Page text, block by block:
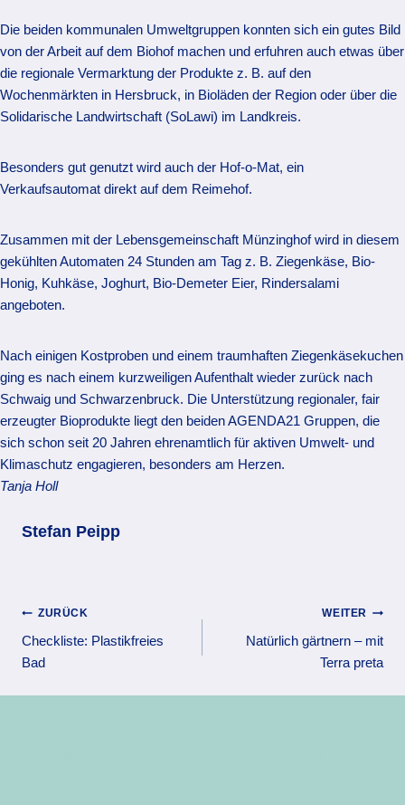
Die beiden kommunalen Umweltgruppen konnten sich ein gutes Bild
von der Arbeit auf dem Biohof machen und erfuhren auch etwas über
die regionale Vermarktung der Produkte z. B. auf den
Wochenmärkten in Hersbruck, in Bioläden der Region oder über die
Solidarische Landwirtschaft (SoLawi) im Landkreis.
Besonders gut genutzt wird auch der Hof-o-Mat, ein
Verkaufsautomat direkt auf dem Reimehof.
Zusammen mit der Lebensgemeinschaft Münzinghof wird in diesem
gekühlten Automaten 24 Stunden am Tag z. B. Ziegenkäse, Bio-
Honig, Kuhkäse, Joghurt, Bio-Demeter Eier, Rindersalami
angeboten.
Nach einigen Kostproben und einem traumhaften Ziegenkäsekuchen
ging es nach einem kurzweiligen Aufenthalt wieder zurück nach
Schwaig und Schwarzenbruck. Die Unterstützung regionaler, fair
erzeugter Bioprodukte liegt den beiden AGENDA21 Gruppen, die
sich schon seit 20 Jahren ehrenamtlich für aktiven Umwelt- und
Klimaschutz engagieren, besonders am Herzen.
Tanja Holl
Stefan Peipp
Beitragsnavigation
ZURÜCK
Checkliste: Plastikfreies
Bad
WEITER
Natürlich gärtnern – mit
Terra preta